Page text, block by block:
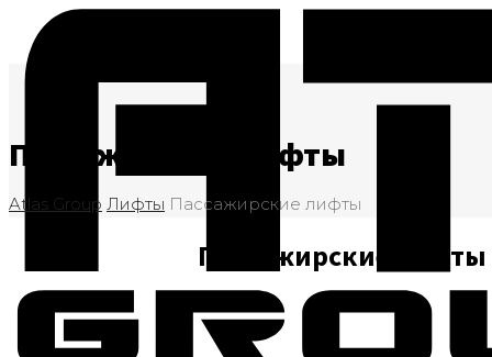
Пассажирские лифты
Atlas Group Лифты Пассажирские лифты
Пассажирские лифты